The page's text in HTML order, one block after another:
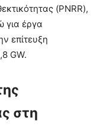
(PNRR),
για έργα
επίτευξη
GW.
στη